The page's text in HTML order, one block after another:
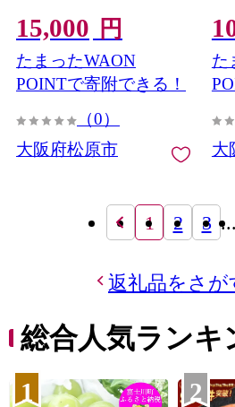
appurupai APPURUPAI リ
ンゴ アップル パイ お菓子
洋菓子 焼菓子 デザート ス
イーツ おやつ 常温 配送 冬
季限定 限定 プレゼント ギ
フト お取り寄せ 手土産 贈
15,000 円
たまったWAON
POINTで寄附できる！
（0）
大阪府松原市
ッ
焼
お
限
取
た
大
1 2 3 ...
返礼品をさが
総合人気ランキ
1 2